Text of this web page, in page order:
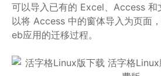
可以导入已有的 Excel、Access 和
以将 Access 中的窗体导入为页面
eb应用的迁移过程。